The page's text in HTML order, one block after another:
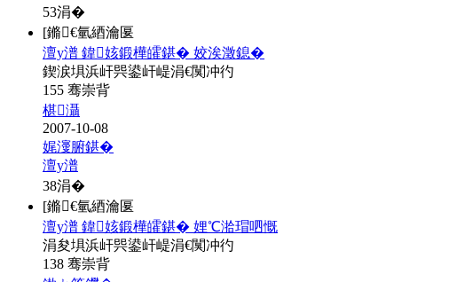
53涓�
[鏅€氫綇瀹匽
澶у潽 鍏姟鍛樺皬鍖� 姣涘澂鎴�
鍥涙埧浜屽巺鍙屽崼涓€闃冲彴
155 骞崇背
椹灄
2007-10-08
娓濅腑鍖�
澶у潽
38涓�
[鏅€氫綇瀹匽
澶у潽 鍏姟鍛樺皬鍖� 娌℃湁瑁呬慨
涓夋埧浜屽巺鍙屽崼涓€闃冲彴
138 骞崇背